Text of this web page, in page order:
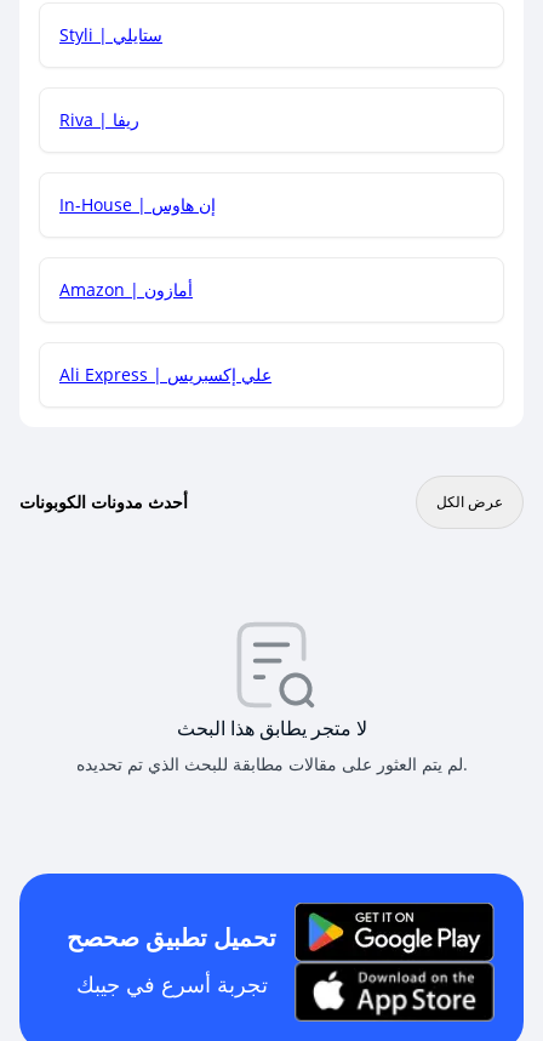
هل يمكنني جمع كود خصم مع العروض الأخرى؟
Styli | ستايلي
Riva | ريفا
In-House | إن هاوس
Amazon | أمازون
Ali Express | علي إكسبريس
أحدث مدونات الكوبونات عرض الكل
لا متجر يطابق هذا البحث
لم يتم العثور على مقالات مطابقة للبحث الذي تم تحديده.
تحميل تطبيق صحصح
تجربة أسرع في جيبك